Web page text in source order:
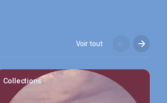
Voir tout
Collections